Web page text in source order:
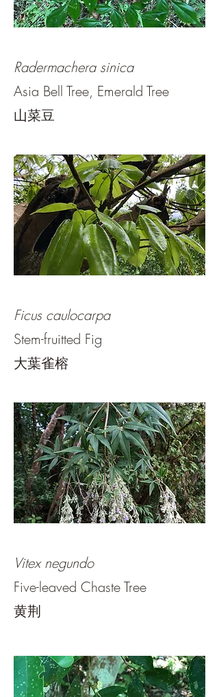
Radermachera sinica
Asia Bell Tree, Emerald Tree
山菜豆
Ficus caulocarpa
Stem-fruitted Fig
大葉雀榕
Vitex negundo
Five-leaved Chaste Tree
黄荆